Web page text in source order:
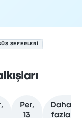
SEFERLERI
Per,
13
Daha
fazla